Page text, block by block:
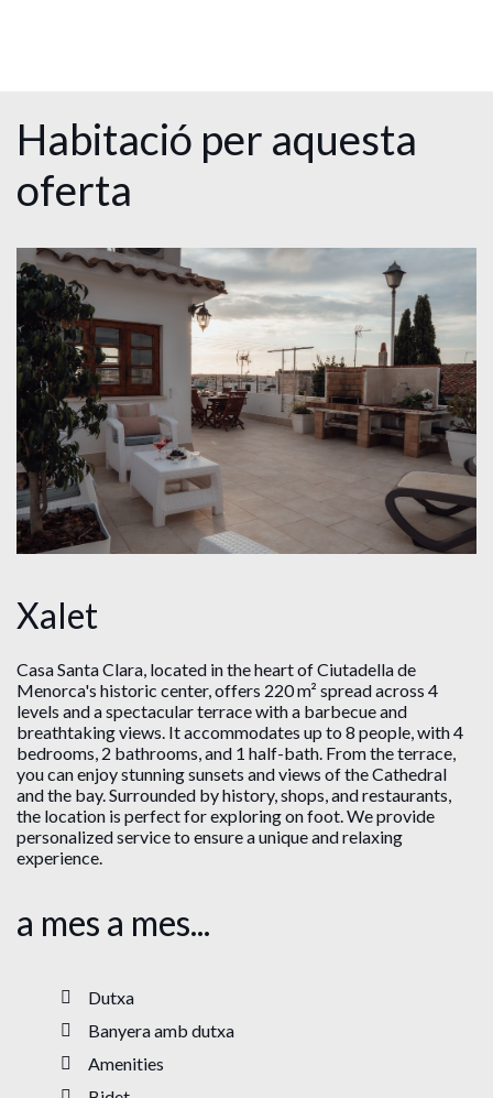
Habitació per aquesta
oferta
Xalet
Casa Santa Clara, located in the heart of Ciutadella de
Menorca's historic center, offers 220 m² spread across 4
levels and a spectacular terrace with a barbecue and
breathtaking views. It accommodates up to 8 people, with 4
bedrooms, 2 bathrooms, and 1 half-bath. From the terrace,
you can enjoy stunning sunsets and views of the Cathedral
and the bay. Surrounded by history, shops, and restaurants,
the location is perfect for exploring on foot. We provide
personalized service to ensure a unique and relaxing
experience.
a mes a mes...
Dutxa
Banyera amb dutxa
Amenities